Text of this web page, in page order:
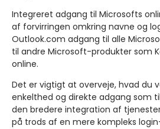
Integreret adgang til Microsofts
af forvirringen omkring navne og
Outlook.com adgang til alle
til andre Microsoft-produkter som
online.
Det er vigtigt at overveje, hvad du
enkelthed og direkte adgang som
den bredere integration af
på trods af en mere kompleks